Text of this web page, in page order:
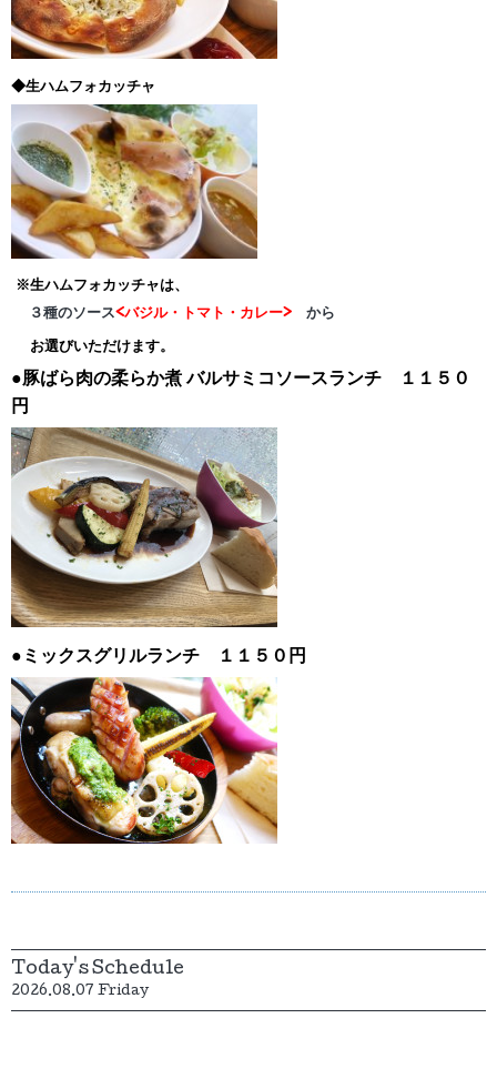
◆生ハムフォカッチャ
※生ハムフォカッチャは、
３種のソース<バジル・トマト・カレー> から
お選びいただけます。
●豚ばら肉の柔らか煮バルサミコソースランチ １１５０
円
●ミックスグリルランチ １１５０円
Today's Schedule
2026.08.07 Friday